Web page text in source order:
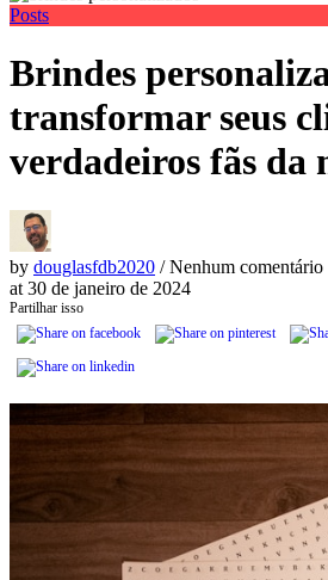
Posts
Brindes
transformar seus
verdadeiros fãs da
by douglasfdb2020 / Nenhum comentário
at 30 de janeiro de 2024
Partilhar isso